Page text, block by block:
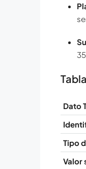
Dato
Tipo
Valor